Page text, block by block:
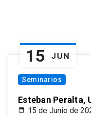
15 JUN
Seminarios
Esteban Peralta,
15 de Junio de